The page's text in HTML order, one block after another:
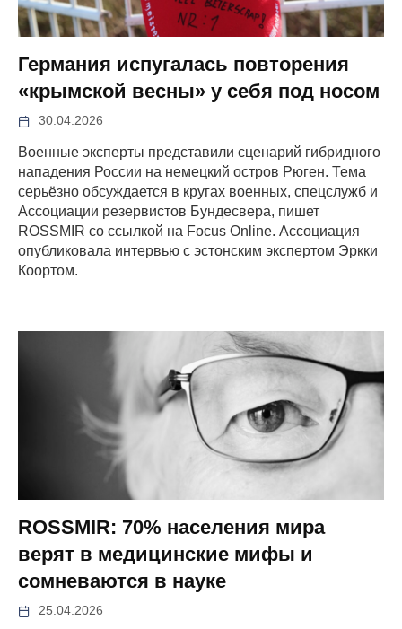
Германия испугалась повторения
«крымской весны» у себя под носом
30.04.2026
Военные эксперты представили сценарий гибридного
нападения России на немецкий остров Рюген. Тема
серьёзно обсуждается в кругах военных, спецслужб и
Ассоциации резервистов Бундесвера, пишет
ROSSMIR со ссылкой на Focus Online. Ассоциация
опубликовала интервью с эстонским экспертом Эркки
Коортом.
ROSSMIR: 70% населения мира
верят в медицинские мифы и
сомневаются в науке
25.04.2026